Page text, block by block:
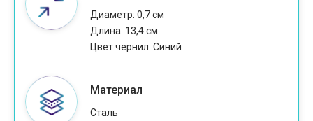
Диаметр: 0,7 см
Длина: 13,4 см
Цвет чернил: Cиний
Материал
Сталь